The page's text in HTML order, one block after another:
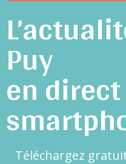
Puy
en
Téléchargez